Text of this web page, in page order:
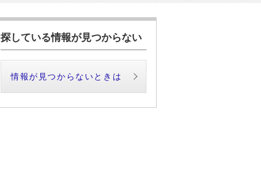
探している情報が見つからない
情報が見つからないときは